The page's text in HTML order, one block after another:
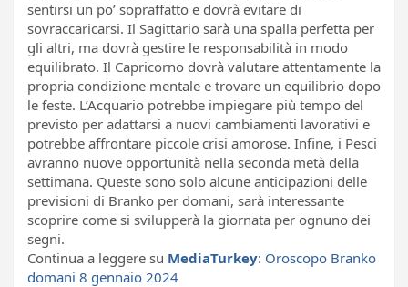
sentirsi un po’ sopraffatto e dovrà evitare di
sovraccaricarsi. Il Sagittario sarà una spalla perfetta per
gli altri, ma dovrà gestire le responsabilità in modo
equilibrato. Il Capricorno dovrà valutare attentamente la
propria condizione mentale e trovare un equilibrio dopo
le feste. L’Acquario potrebbe impiegare più tempo del
previsto per adattarsi a nuovi cambiamenti lavorativi e
potrebbe affrontare piccole crisi amorose. Infine, i Pesci
avranno nuove opportunità nella seconda metà della
settimana. Queste sono solo alcune anticipazioni delle
previsioni di Branko per domani, sarà interessante
scoprire come si svilupperà la giornata per ognuno dei
segni.
Continua a leggere su MediaTurkey: Oroscopo Branko
domani 8 gennaio 2024